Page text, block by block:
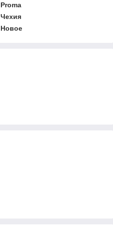
Proma
Чехия
Новое